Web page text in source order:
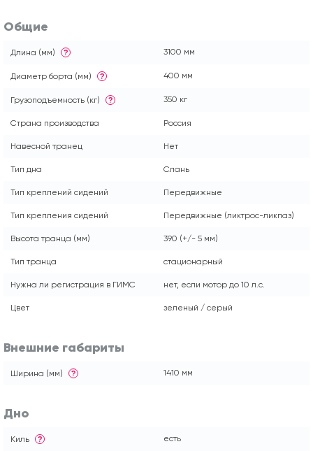
Общие
Длина (мм) ? 3100 мм
Диаметр борта (мм) ? 400 мм
Грузоподъемность (кг) ? 350 кг
Страна производства Россия
Навесной транец Нет
Тип дна Слань
Тип креплений сидений Передвижные
Тип крепления сидений Передвижные (ликтрос-ликпаз)
Высота транца (мм) 390 (+/- 5 мм)
Тип транца стационарный
Нужна ли регистрация в ГИМС нет, если мотор до 10 л.с.
Цвет зеленый / серый
Внешние габариты
Ширина (мм) ? 1410 мм
Дно
Киль ? есть